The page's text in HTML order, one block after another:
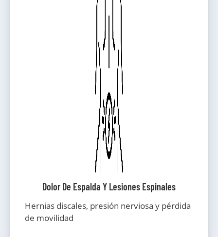
Dolor De Espalda Y Lesiones Espinales
Hernias discales, presión nerviosa y pérdida
de movilidad